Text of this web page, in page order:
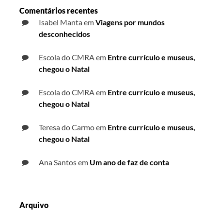
Comentários recentes
Isabel MantaemViagens por mundos
desconhecidos
Escola do CMRA em Entre currículo e museus,
chegou o Natal
Escola do CMRA em Entre currículo e museus,
chegou o Natal
Teresa do Carmoem Entre currículo e museus,
chegou o Natal
Ana Santosem Um ano de faz de conta
Arquivo